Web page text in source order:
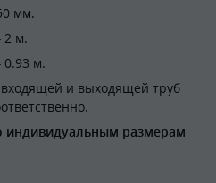
мм.
2 м.
м.
и выходящей труб
индивидуальным размерам